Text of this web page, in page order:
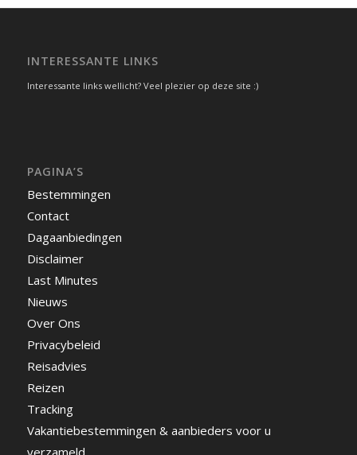
INTERESSANTE LINKS
Interessante links wellicht? Veel plezier op deze site :)
PAGINA’S
Bestemmingen
Contact
Dagaanbiedingen
Disclaimer
Last Minutes
Nieuws
Over Ons
Privacybeleid
Reisadvies
Reizen
Tracking
Vakantiebestemmingen & aanbieders voor u
verzameld